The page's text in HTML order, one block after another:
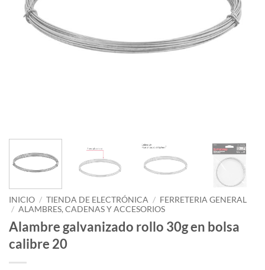
INICIO / TIENDA DE ELECTRÓNICA / FERRETERIA GENERAL
/ ALAMBRES, CADENAS Y ACCESORIOS
Alambre galvanizado rollo 30g en bolsa
calibre 20